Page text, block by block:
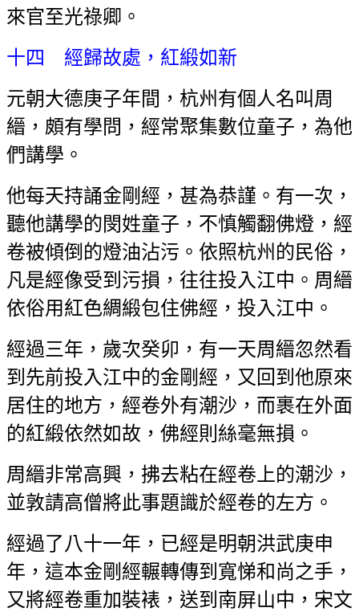
來官至光祿卿。
十四 經歸故處，紅緞如新
元朝大德庚子年間，杭州有個人名叫周
縉，頗有學問，經常聚集數位童子，為他
們講學。
他每天持誦金剛經，甚為恭謹。有一次，
聽他講學的閔姓童子，不慎觸翻佛燈，經
卷被傾倒的燈油沾污。依照杭州的民俗，
凡是經像受到污損，往往投入江中。周縉
依俗用紅色綢緞包住佛經，投入江中。
經過三年，歲次癸卯，有一天周縉忽然看
到先前投入江中的金剛經，又回到他原來
居住的地方，經卷外有潮沙，而裹在外面
的紅緞依然如故，佛經則絲毫無損。
周縉非常高興，拂去粘在經卷上的潮沙，
並敦請高僧將此事題識於經卷的左方。
經過了八十一年，已經是明朝洪武庚申
年，這本金剛經輾轉傳到寬悌和尚之手，
又將經卷重加裝裱，送到南屏山中，宋文